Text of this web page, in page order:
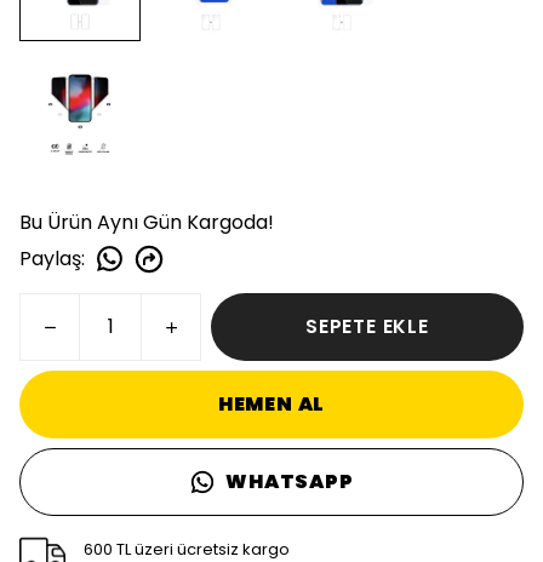
Bu Ürün Aynı Gün Kargoda!
Paylaş:
SEPETE EKLE
HEMEN AL
WHATSAPP
600 TL üzeri ücretsiz kargo